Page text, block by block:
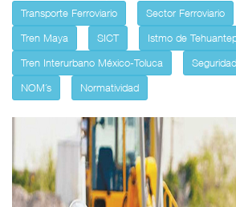
Transporte Ferroviario Sector Ferroviario
Tren Maya
SICT
Istmo de
Tren Interurbano México-Toluca
NOM´s
Normatividad